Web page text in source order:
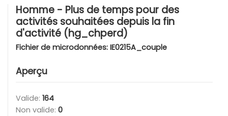
Homme - Plus de temps pour des
activités souhaitées depuis la fin
d'activité (hg_chperd)
Fichier de microdonnées: IE0215A_couple
Aperçu
Valide: 164
Non valide: 0